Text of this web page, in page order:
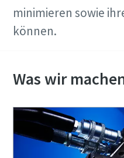
minimieren sowie
können.
Was wir